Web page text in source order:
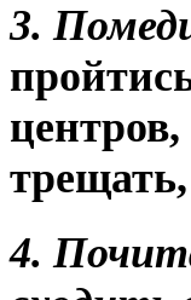
3.
центров,
4.